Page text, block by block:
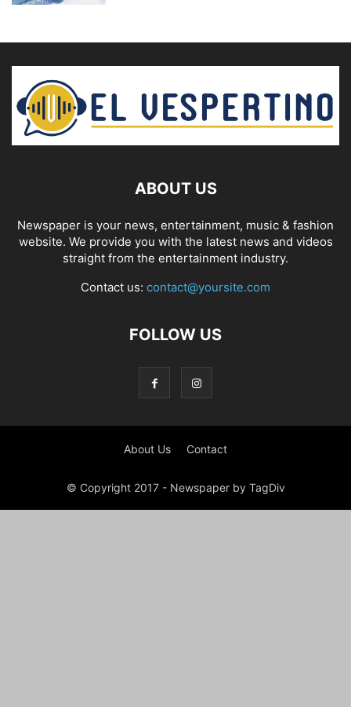
ABOUT US
Newspaper is your news, entertainment, music & fashion
website. We provide you with the latest news and videos
straight from the entertainment industry.
Contact us: contact@yoursite.com
FOLLOW US
About Us Contact
© Copyright 2017 - Newspaper by TagDiv